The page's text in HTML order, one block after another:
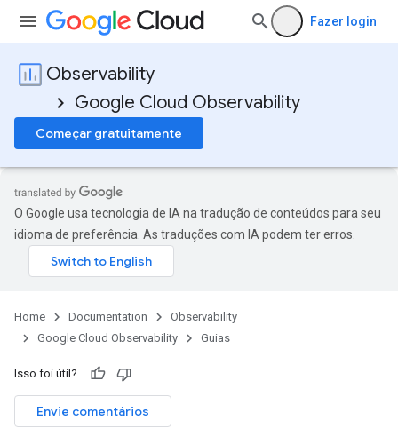
Fazer login
Observability
Google Cloud Observability
Começar gratuitamente
O Google usa tecnologia de IA na tradução de conteúdos para seu
idioma de preferência. As traduções com IA podem ter erros.
Home Documentation
Observability
Google Cloud Observability
Guias
Isso foi útil?
Envie comentários